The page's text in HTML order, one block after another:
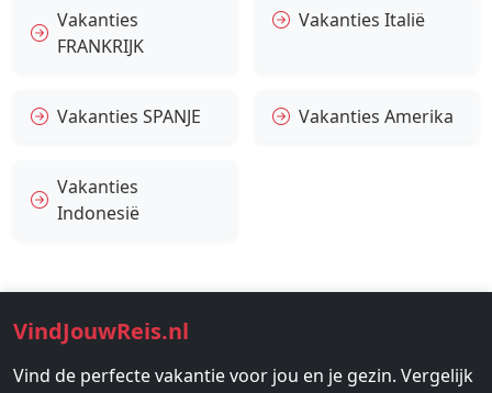
Vakanties
FRANKRIJK
Vakanties Italië
Vakanties SPANJE Vakanties Amerika
Vakanties
Indonesië
VindJouwReis.nl
Vind de perfecte vakantie voor jou en je gezin. Vergelijk